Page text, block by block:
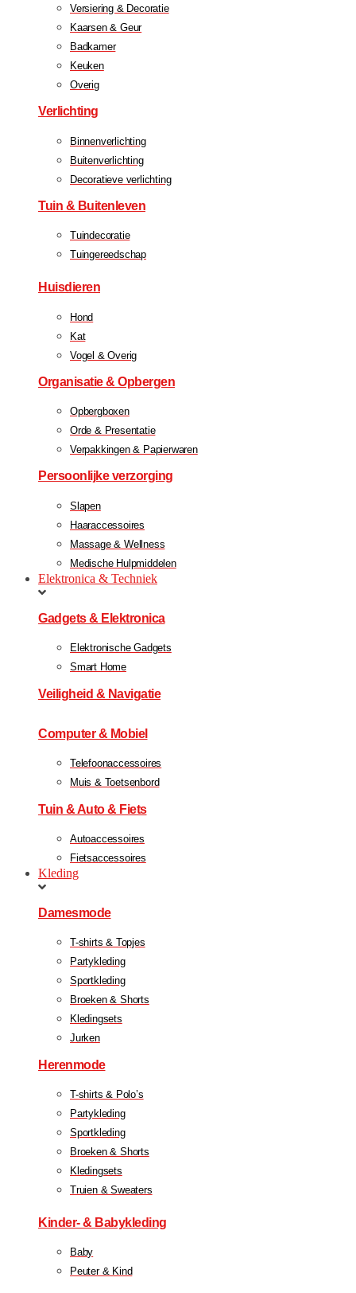
Versiering & Decoratie
Kaarsen & Geur
Badkamer
Keuken
Overig
Verlichting
Binnenverlichting
Buitenverlichting
Decoratieve verlichting
Tuin & Buitenleven
Tuindecoratie
Tuingereedschap
Huisdieren
Hond
Kat
Vogel & Overig
Organisatie & Opbergen
Opbergboxen
Orde & Presentatie
Verpakkingen & Papierwaren
Persoonlijke verzorging
Slapen
Haaraccessoires
Massage & Wellness
Medische Hulpmiddelen
Elektronica & Techniek
Gadgets & Elektronica
Elektronische Gadgets
Smart Home
Veiligheid & Navigatie
Computer & Mobiel
Telefoonaccessoires
Muis & Toetsenbord
Tuin & Auto & Fiets
Autoaccessoires
Fietsaccessoires
Kleding
Damesmode
T-shirts & Topjes
Partykleding
Sportkleding
Broeken & Shorts
Kledingsets
Jurken
Herenmode
T-shirts & Polo’s
Partykleding
Sportkleding
Broeken & Shorts
Kledingsets
Truien & Sweaters
Kinder- & Babykleding
Baby
Peuter & Kind